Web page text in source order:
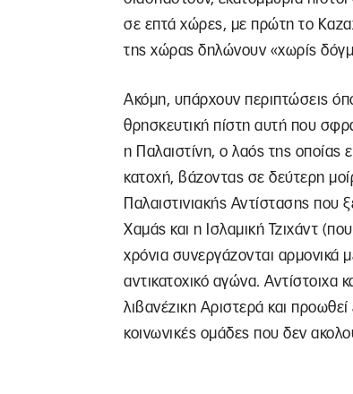
σε επτά χώρες, με πρώτη το
της χώρας δηλώνουν «χωρίς
Ακόμη, υπάρχουν περιπτώσεις
θρησκευτική πίστη αυτή που
η Παλαιστίνη, ο λαός της οποίας
κατοχή, βάζοντας σε δεύτερη
Παλαιστινιακής Αντίστασης που
Χαμάς και η Ισλαμική Τζιχάντ
χρόνια συνεργάζονται αρμονικά
αντικατοχικό αγώνα. Αντίστοιχα
λιβανέζικη Αριστερά και
κοινωνικές ομάδες που δεν